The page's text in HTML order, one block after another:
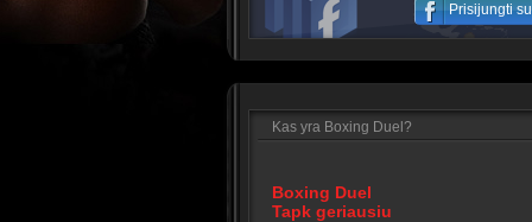
Prisijungti
Kas yra Boxing Duel?
Boxing Duel
Tapk geriausiu